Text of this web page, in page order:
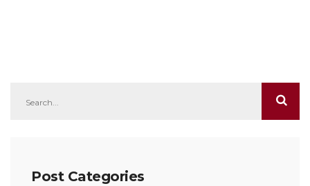
Post Categories